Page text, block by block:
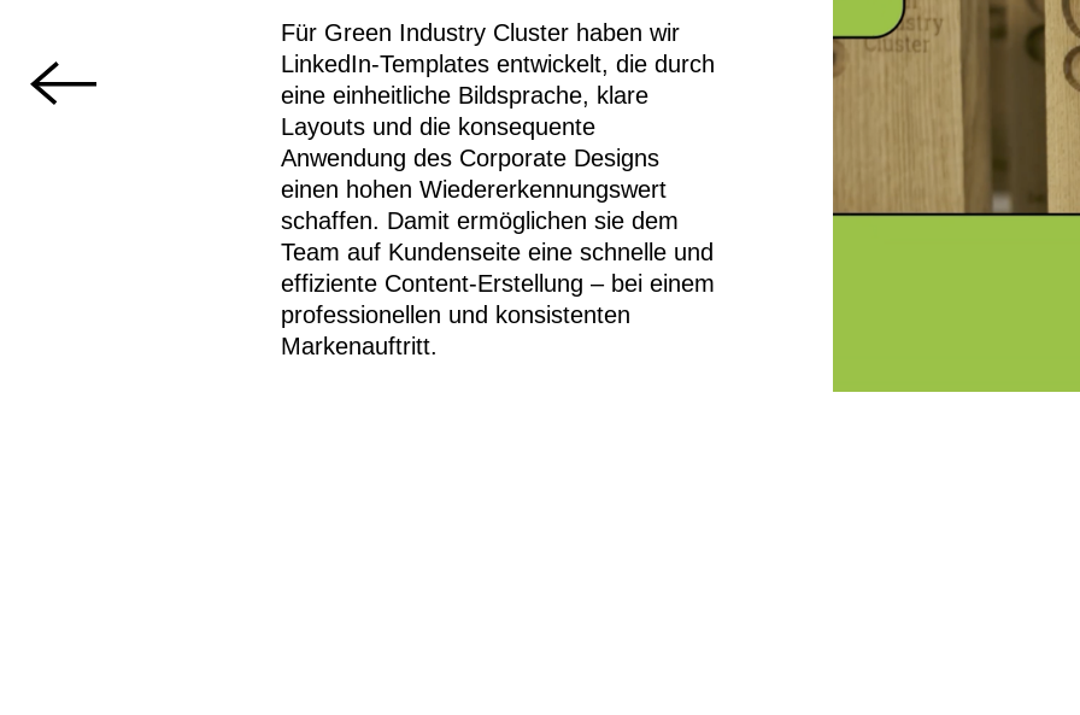
Für Green Industry Cluster haben wir
LinkedIn-Templates entwickelt, die durch
eine einheitliche Bildsprache, klare
Layouts und die konsequente
Anwendung des Corporate Designs
einen hohen Wiedererkennungswert
schaffen. Damit ermöglichen sie dem
Team auf Kundenseite eine schnelle und
effiziente Content-Erstellung – bei einem
professionellen und konsistenten
Markenauftritt.